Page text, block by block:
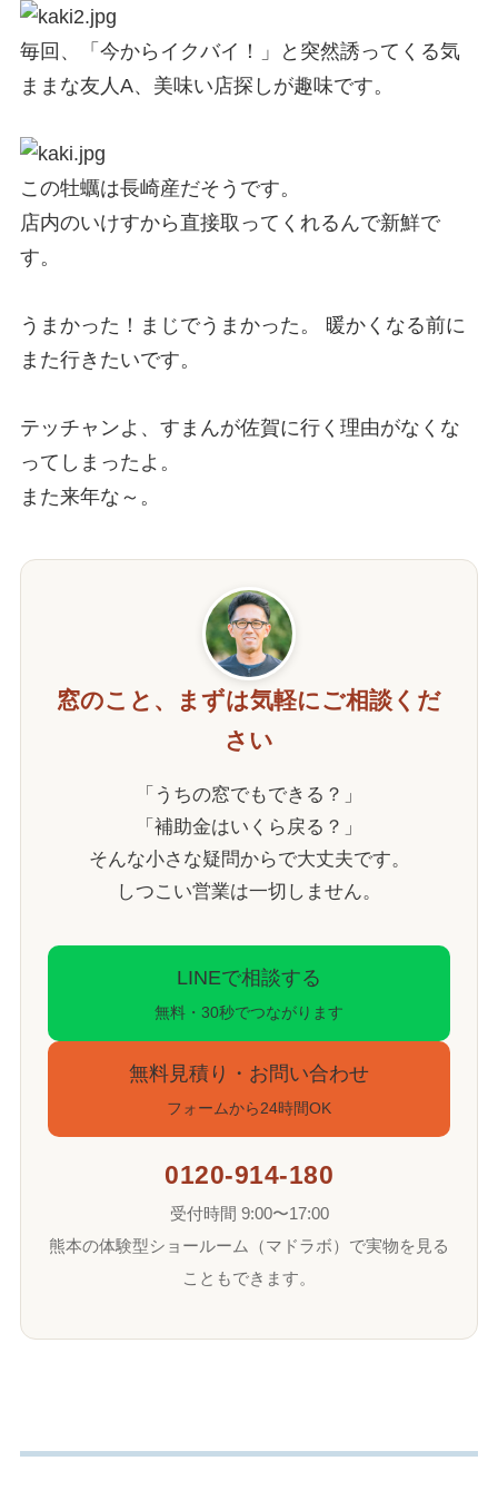
毎回、「今からイクバイ！」と突然誘ってくる気
ままな友人A、美味い店探しが趣味です。
この牡蠣は長崎産だそうです。
店内のいけすから直接取ってくれるんで新鮮で
す。
うまかった！まじでうまかった。 暖かくなる前に
また行きたいです。
テッチャンよ、すまんが佐賀に行く理由がなくな
ってしまったよ。
また来年な～。
窓のこと、まずは気軽にご相談くだ
さい
「うちの窓でもできる？」
「補助金はいくら戻る？」
そんな小さな疑問からで大丈夫です。
しつこい営業は一切しません。
LINEで相談する
無料・30秒でつながります
無料見積り・お問い合わせ
フォームから24時間OK
0120-914-180
受付時間 9:00〜17:00
熊本の体験型ショールーム（マドラボ）で実物を見る
こともできます。